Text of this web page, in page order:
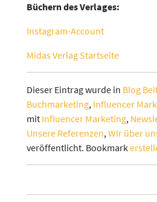
Büchern des Verlages:
Instagram-Account
Midas Verlag Startseite
Dieser Eintrag wurde in Blog
Buchmarketing, Influencer
mit Influencer Marketing,
Unsere Referenzen,Wir über
veröffentlicht. Bookmark